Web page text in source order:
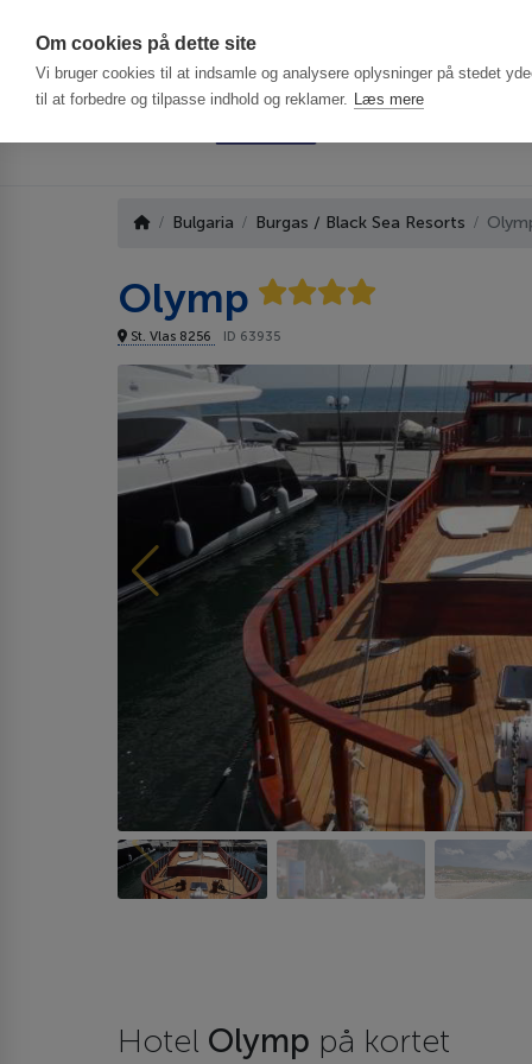
Om cookies på dette site
Vi bruger cookies til at indsamle og analysere oplysninger på stedet
til at forbedre og tilpasse indhold og reklamer. Læs mere
Bulgaria Burgas / Black Sea Resorts
Olymp
St. Vlas 8256 ID 63935
Hotel Olymp på kortet